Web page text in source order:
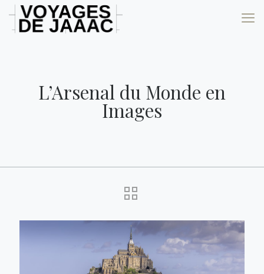
L’Arsenal du Monde en
Images